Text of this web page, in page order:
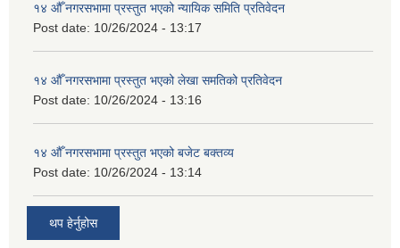
१४ औँ नगरसभामा प्रस्तुत भएको न्यायिक समिति प्रतिवेदन
Post date: 10/26/2024 - 13:17
१४ औँ नगरसभामा प्रस्तुत भएको लेखा समतिको प्रतिवेदन
Post date: 10/26/2024 - 13:16
१४ औँ नगरसभामा प्रस्तुत भएको बजेट बक्तव्य
Post date: 10/26/2024 - 13:14
थप हेर्नुहोस